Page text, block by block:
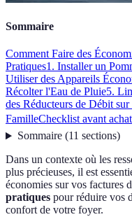
Sommaire
Comment Faire des
Pratiques1. Installer un
Utiliser des Appareils
Récolter l'Eau de Pluie5.
des Réducteurs de Débit
FamilleChecklist avant achat
Sommaire(11 sections)
Dans un contexte où les
plus précieuses, il est
économies sur vos factures
pratiques pour réduire vos
confort de votre foyer.